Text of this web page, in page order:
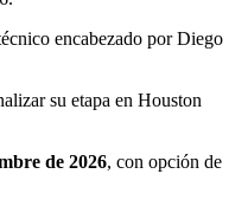
encabezado por Diego
su etapa en Houston
de 2026, con opción de